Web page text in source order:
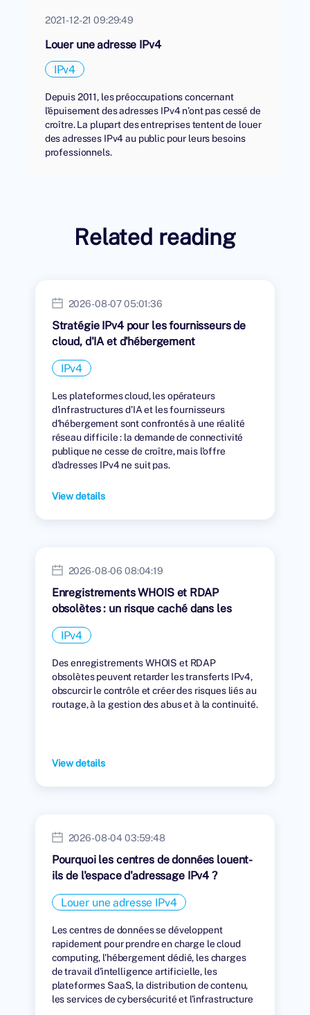
2021-12-21 09:29:49
Louer une adresse IPv4
IPv4
Depuis 2011, les préoccupations concernant
l'épuisement des adresses IPv4 n’ont pas cessé de
croître. La plupart des entreprises tentent de louer
des adresses IPv4 au public pour leurs besoins
professionnels.
Related reading
2026-08-07 05:01:36
Stratégie IPv4 pour les fournisseurs de
cloud, d'IA et d'hébergement
IPv4
Les plateformes cloud, les opérateurs
d'infrastructures d'IA et les fournisseurs
d'hébergement sont confrontés à une réalité
réseau difficile : la demande de connectivité
publique ne cesse de croître, mais l'offre
d'adresses IPv4 ne suit pas.
View details
2026-08-06 08:04:19
Enregistrements WHOIS et RDAP
obsolètes : un risque caché dans les
transferts IPv4
IPv4
Des enregistrements WHOIS et RDAP
obsolètes peuvent retarder les transferts IPv4,
obscurcir le contrôle et créer des risques liés au
routage, à la gestion des abus et à la continuité.
View details
2026-08-04 03:59:48
Pourquoi les centres de données louent-
ils de l'espace d'adressage IPv4 ?
Louer une adresse IPv4
Les centres de données se développent
rapidement pour prendre en charge le cloud
computing, l'hébergement dédié, les charges
de travail d'intelligence artificielle, les
plateformes SaaS, la distribution de contenu,
les services de cybersécurité et l'infrastructure